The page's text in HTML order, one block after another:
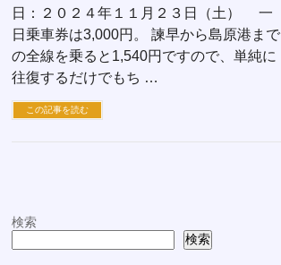
日：２０２４年１１月２３日（土） 一
日乗車券は3,000円。 諫早から島原港まで
の全線を乗ると1,540円ですので、単純に
往復するだけでもち …
この記事を読む
検索
検索